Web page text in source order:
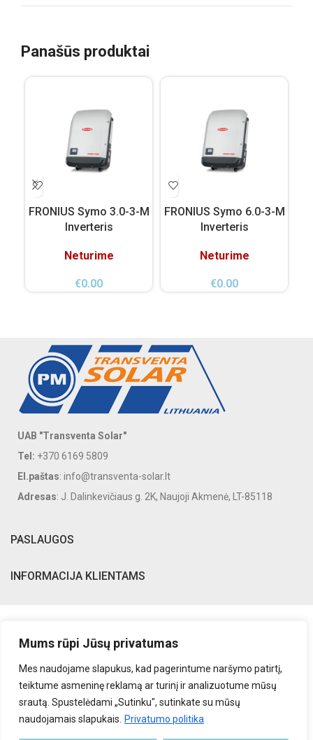
Mums rūpi Jūsų privatumas
Mes naudojame slapukus, kad pagerintume naršymo patirtį,
teiktume asmeninę reklamą ar turinį ir analizuotume mūsų
srautą. Spustelėdami „Sutinku", sutinkate su mūsų
naudojamais slapukais.
Privatumo politika
Panašūs produktai
FRONIUS Symo 3.0-3-M
Inverteris
Neturime
€0.00
FRONIUS Symo 6.0-3-M
Inverteris
Neturime
€0.00
UAB "Transventa Solar"
Tel: +370 6169 5809
El.paštas: info@transventa-solar.lt
Adresas: J. Dalinkevičiaus g. 2K, Naujoji Akmenė, LT-85118
PASLAUGOS
INFORMACIJA KLIENTAMS